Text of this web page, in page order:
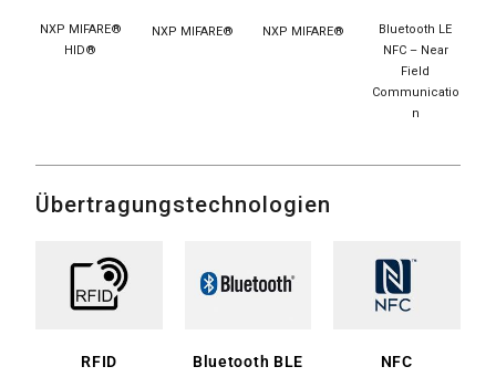
NXP MIFARE®
HID®
NXP MIFARE® NXP MIFARE®
Bluetooth LE
NFC – Near
Field
Communicatio
n
Übertragungstechnologien
RFID Bluetooth BLE NFC